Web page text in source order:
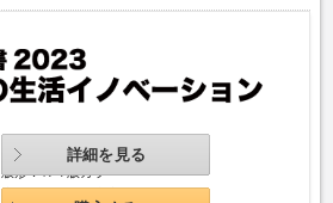
2022.11 発行
版形：Ａ４版カラー
本体11,000円（税込み）
詳細を見る